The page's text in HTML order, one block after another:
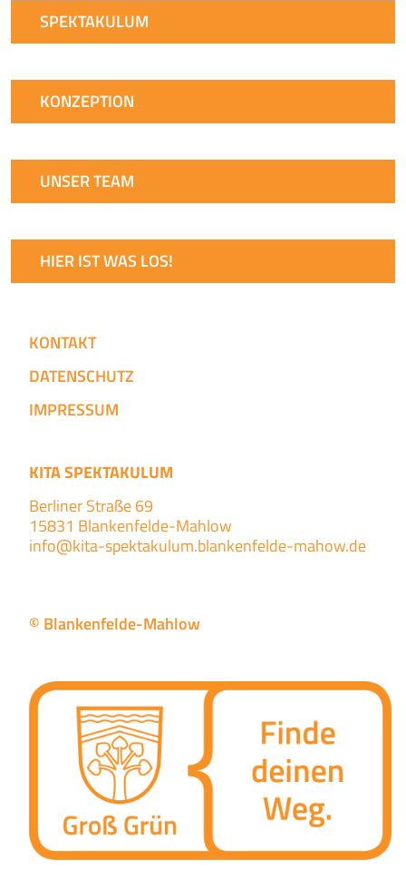
SPEKTAKULUM
KONZEPTION
UNSER TEAM
HIER IST WAS LOS!
KONTAKT
DATENSCHUTZ
IMPRESSUM
KITA SPEKTAKULUM
Berliner Straße 69
15831 Blankenfelde-Mahlow
info@kita-spektakulum.blankenfelde-mahow.de
© Blankenfelde-Mahlow